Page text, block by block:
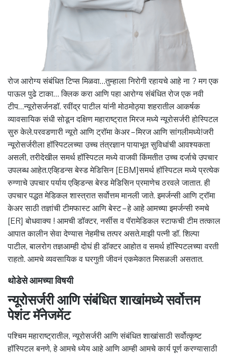
रोज आरोग्य संबंधित टिप्स मिळवा…तुम्हाला निरोगी रहायचे आहे ना ? मग एक
पाऊल पुढे टाका… क्लिक करा आणि पहा आरोग्य संबंधित रोज एक नवी
टीप…न्यूरोसर्जनडॉ. रवींद्र पाटील यांनी मोठमोठ्या शहरातील आकर्षक
व्यावसायिक संधी सोडून दक्षिण महाराष्ट्रात मिरज मध्ये न्यूरोसर्जरी होस्पिटल
सुरु केले.परवडणारी न्यूरो आणि ट्रॉमा केअर – मिरज आणि सांगलीमध्ये!जरी
न्यूरोसर्जरीला हॉस्पिटलच्या उच्च तंत्रज्ञान पायाभूत सुविधांची आवश्यकता
असली, तरीदेखील समर्थ हॉस्पिटल मध्ये वाजवी किंमतीत उच्च दर्जाचे उपचार
उपलब्ध आहेत.एव्हिडन्स बेस्ड मेडिसिन [EBM]समर्थ हॉस्पिटल मध्ये प्रत्येक
रुग्णाचे उपचार पर्याय एव्हिडन्स बेस्ड मेडिसिन प्रमाणेच ठरवले जातात. ही
उपचार पद्धत मेडिकल शास्त्रात सर्वोत्तम मानली जाते. इमर्जन्सी आणि ट्रॉमा
केअर साठी तज्ञांची टीमफास्ट आणि बेस्ट – हे आहे आमच्या इमर्जन्सी रुमचे
[ER] बोधवाक्य ! आमची डॉक्टर, नर्सीस व पॅरामेडिकल स्टाफची टीम तत्काल
आपात कालीन सेवा देण्यास नेहमीच तत्पर असते.माझी पत्नी डॉ. शिल्पा
पाटील, बालरोग तज्ञआम्ही दोघं ही डॉक्टर आहोत व समर्थ हॉस्पिटलच्या वरती
राहतो. आमचे व्यवसायिक व घरगुती जीवनं एकमेकात मिसळली असतात.
थोडेसे आमच्या विषयी
न्यूरोसर्जरी आणि संबंधित शाखांमध्ये सर्वोत्तम
पेशंट मॅनेजमेंट
पश्चिम महाराष्ट्रातील, न्यूरोसर्जरी आणि संबंधित शाखांसाठी सर्वोत्कृष्ट
हॉस्पिटल बनणे, हे आमचे ध्येय आहे आणि आम्ही आमचे कार्य पूर्ण करण्यासाठी